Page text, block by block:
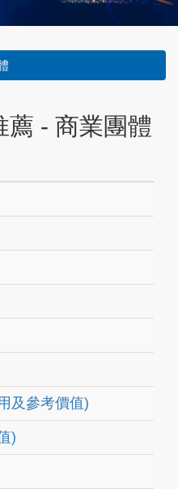
薦 - 商業團體
及參考價值)
)